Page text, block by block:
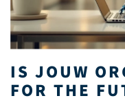
IS JOUW
FOR THE